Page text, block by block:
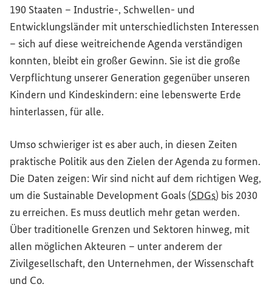
190 Staaten – Industrie-, Schwellen- und
Entwicklungsländer mit unterschiedlichsten Interessen
– sich auf diese weitreichende Agenda verständigen
konnten, bleibt ein großer Gewinn. Sie ist die große
Verpflichtung unserer Generation gegenüber unseren
Kindern und Kindeskindern: eine lebenswerte Erde
hinterlassen, für alle.
Umso schwieriger ist es aber auch, in diesen Zeiten
praktische Politik aus den Zielen der Agenda zu formen.
Die Daten zeigen: Wir sind nicht auf dem richtigen Weg,
um die Sustainable Development Goals(SDGs) bis 2030
zu erreichen. Es muss deutlich mehr getan werden.
Über traditionelle Grenzen und Sektoren hinweg, mit
allen möglichen Akteuren – unter anderem der
Zivilgesellschaft, den Unternehmen, der Wissenschaft
und Co.